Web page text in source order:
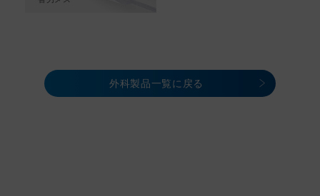
外科製品一覧に戻る